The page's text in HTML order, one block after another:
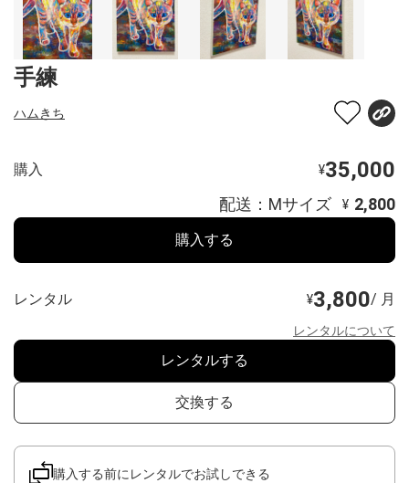
手練
ハムきち
購入 ¥35,000
配送：Mサイズ ¥ 2,800
購入する
レンタル ¥3,800/ 月
レンタルについて
レンタルする
交換する
購入する前にレンタルでお試しできる